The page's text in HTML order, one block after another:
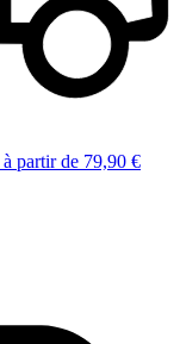
à partir de 79,90 €